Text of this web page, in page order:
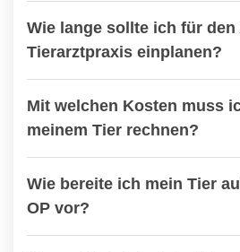
Wie lange sollte ich für
Tierarztpraxis einplanen?
Mit welchen Kosten muss
meinem Tier rechnen?
Wie bereite ich mein Tier
OP vor?